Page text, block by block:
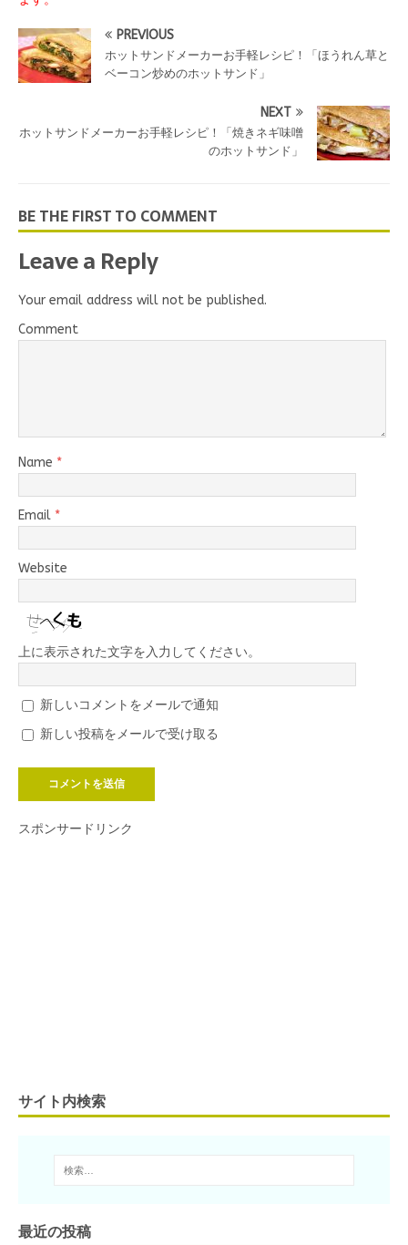
PREVIOUS
ホットサンドメーカーお手軽レシピ！「ほうれん草と
ベーコン炒めのホットサンド」
NEXT
ホットサンドメーカーお手軽レシピ！「焼きネギ味噌
のホットサンド」
BE THE FIRST TO COMMENT
Leave a Reply
Your email address will not be published.
Comment
Name *
Email *
Website
上に表示された文字を入力してください。
新しいコメントをメールで通知
新しい投稿をメールで受け取る
スポンサードリンク
サイト内検索
最近の投稿